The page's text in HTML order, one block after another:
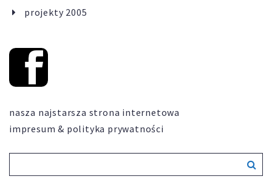
projekty 2005
nasza najstarsza strona internetowa
impresum & polityka prywatności